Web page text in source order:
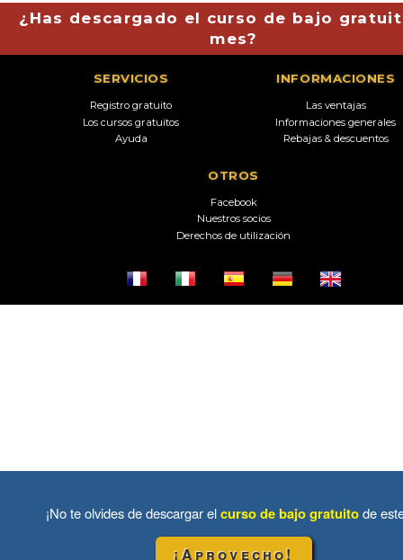
¿Has descargado el curso de bajo
mes?
SERVICIOS
Registro gratuito
Los cursos gratuitos
Ayuda
INFORMACIONES
Las ventajas
Informaciones generales
Rebajas & descuentos
OTROS
Facebook
Nuestros socios
Derechos de utilización
¡No te olvides de descargar elcurso de bajo gratuitode
¡Aprovecho!